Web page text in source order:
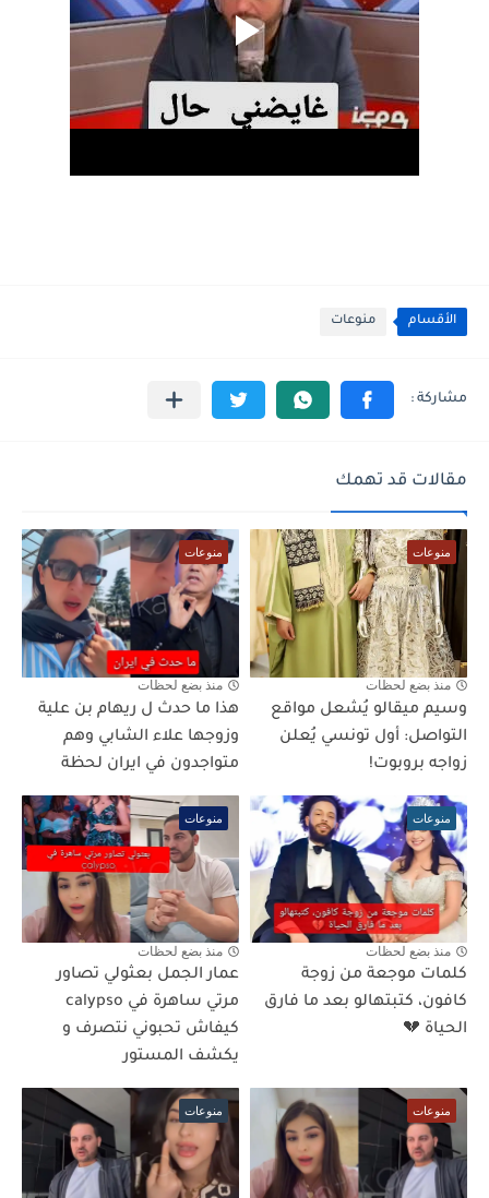
الأقسام منوعات
مقالات قد تهمك
منوعات
منذ بضع لحظات
وسيم ميقالو يُشعل مواقع
التواصل: أول تونسي يُعلن
زواجه بروبوت!
منوعات
منذ بضع لحظات
هذا ما حدث ل ريهام بن علية
وزوجها علاء الشابي وهم
متواجدون في ايران لحظة
منوعات
منذ بضع لحظات
كلمات موجعة من زوجة
كافون، كتبتهالو بعد ما فارق
الحياة 💔
منوعات
منذ بضع لحظات
عمار الجمل بعثولي تصاور
مرتي ساهرة في calypso
كيفاش تحبوني نتصرف و
يكشف المستور
منوعات منوعات